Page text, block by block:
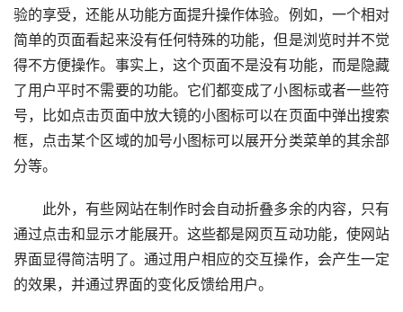
验的享受，还能从功能方面提升操作体验。例如，一个相对
简单的页面看起来没有任何特殊的功能，但是浏览时并不觉
得不方便操作。事实上，这个页面不是没有功能，而是隐藏
了用户平时不需要的功能。它们都变成了小图标或者一些符
号，比如点击页面中放大镜的小图标可以在页面中弹出搜索
框，点击某个区域的加号小图标可以展开分类菜单的其余部
分等。
此外，有些网站在制作时会自动折叠多余的内容，只有
通过点击和显示才能展开。这些都是网页互动功能，使网站
界面显得简洁明了。通过用户相应的交互操作，会产生一定
的效果，并通过界面的变化反馈给用户。